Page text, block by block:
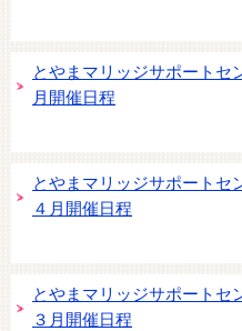
とやまマリッジサポートセ
月開催日程
とやまマリッジサポートセ
４月開催日程
とやまマリッジサポートセ
３月開催日程